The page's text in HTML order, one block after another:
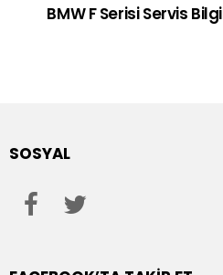
BMW F Serisi Servis
SOSYAL